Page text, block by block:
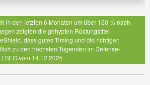
in den letzten 6 Monaten um über 160 % nach
zeigten die gehypten Rüstungstitel
dass gutes Timing und die richtigen
zu den höchsten Tugenden im Defense-
vom 14.12.2025